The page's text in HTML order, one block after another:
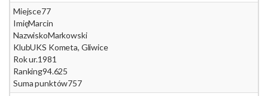
Miejsce77
ImięMarcin
NazwiskoMarkowski
KlubUKS Kometa, Gliwice
Rok ur.1981
Ranking94.625
Suma punktów757